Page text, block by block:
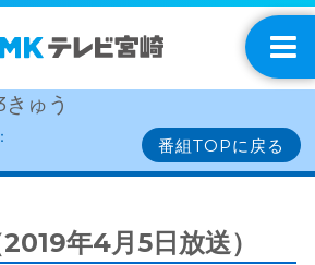
番組TOPに戻る
年4月5日放送）